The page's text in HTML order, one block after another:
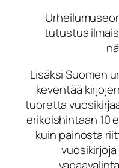
tutustua
Lisäksi Suomen
keventää
tuoretta
erikoishintaan 10
kuin painosta